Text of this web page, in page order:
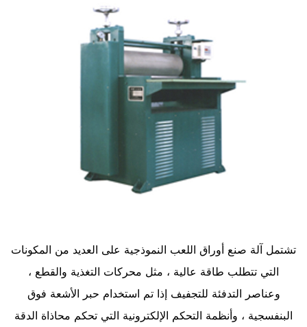
تشتمل آلة صنع أوراق اللعب النموذجية على العديد من المكونات
التي تتطلب طاقة عالية ، مثل محركات التغذية والقطع ،
وعناصر التدفئة للتجفيف إذا تم استخدام حبر الأشعة فوق
البنفسجية ، وأنظمة التحكم الإلكترونية التي تحكم محاذاة الدقة